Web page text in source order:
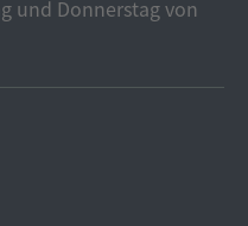
und Donnerstag von